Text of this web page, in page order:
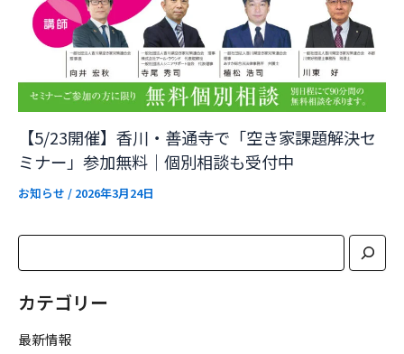
【5/23開催】香川・善通寺で「空き家課題解決セ
ミナー」参加無料｜個別相談も受付中
お知らせ / 2026年3月24日
カテゴリー
最新情報